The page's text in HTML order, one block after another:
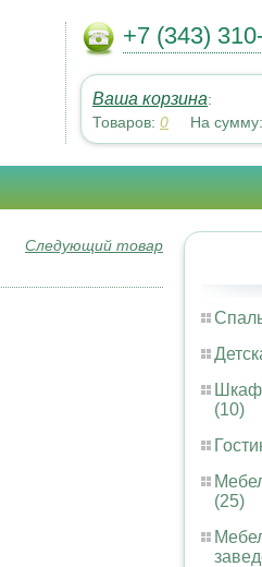
+7 (343)
Ваша корзина:
Товаров: 0 На сумму:
(10)
(25)
Следующий товар